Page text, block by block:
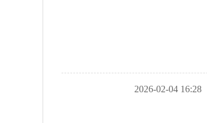
2026-02-04 16:28